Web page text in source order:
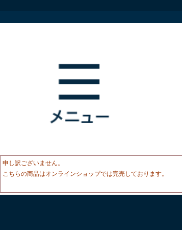
申し訳ございません。
こちらの商品はオンラインショップでは完売しております。